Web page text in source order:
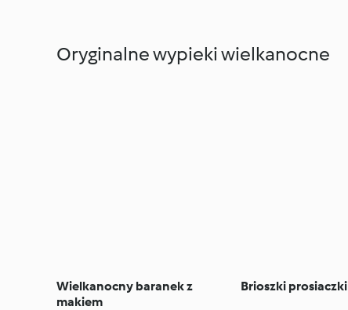
Oryginalne wypieki wielkanocne
Wielkanocny baranek z
makiem
Brioszki prosiaczki